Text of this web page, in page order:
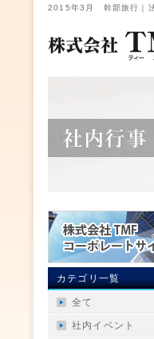
2015年3月 幹部旅行｜法
カテゴリ一覧
全て
社内イベント